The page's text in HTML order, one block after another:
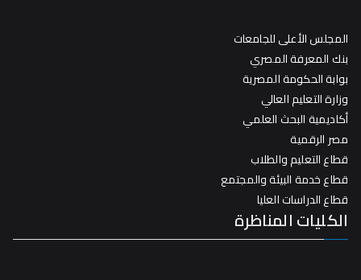
المجلس الأعلى للجامعات
بنك المعرفة المصري
بوابة الحكومة المصرية
وزارة التعليم العالي
أكاديمية البحث العلمي
مصر الرقمية
قطاع التعليم والطلاب
قطاع خدمة البيئة والمجتمع
قطاع الدراسات العليا
الكليات المناظرة